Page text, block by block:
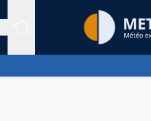
Sites expertis&eacute;s
nuages et un soleil